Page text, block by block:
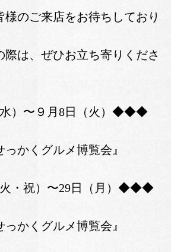
のご来店をお待ちしており
際は、ぜひお立ち寄りくださ
）〜９月8日（火）◆◆◆
っかくグルメ博覧会』
・祝）〜29日（月）◆◆◆
っかくグルメ博覧会』